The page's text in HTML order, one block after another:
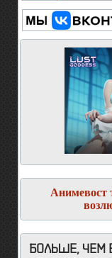
Анимевост
БОЛЬШЕ, ЧЕМ